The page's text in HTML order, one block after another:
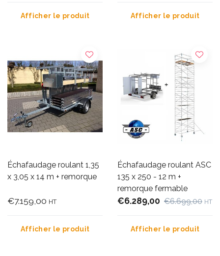
Afficher le produit Afficher le produit
Échafaudage roulant 1,35
x 3,05 x 14 m + remorque
€7.159,00 HT
Afficher le produit
Échafaudage roulant ASC
135 x 250 - 12 m +
remorque fermable
€6.289,00 €6.699,00 HT
Afficher le produit